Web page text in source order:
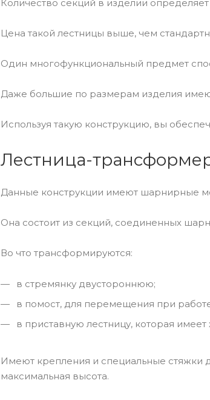
Количество секций в изделии
Цена такой лестницы выше, чем
Один многофункциональный предмет
Даже большие по размерам изделия
Используя такую конструкцию, вы
Лестница-
Данные конструкции имеют шарнирные
Она состоит из секций, соединенных
Во что трансформируются:
в стремянку двустороннюю;
в помост, для перемещения при
в приставную лестницу, которая
Имеют крепления и специальные стяжки
максимальная высота.